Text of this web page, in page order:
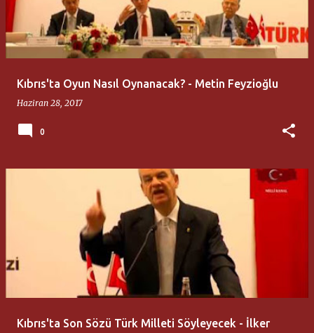
Kıbrıs'ta Oyun Nasıl Oynanacak? - Metin Feyzioğlu
Haziran 28, 2017
0
Kıbrıs'ta Son Sözü Türk Milleti Söyleyecek - İlker